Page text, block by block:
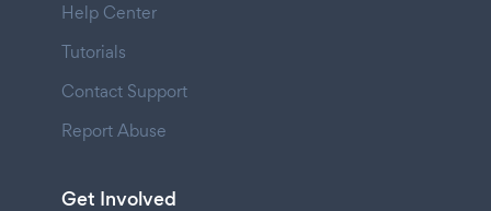
Help Center
Tutorials
Contact Support
Report Abuse
Get Involved